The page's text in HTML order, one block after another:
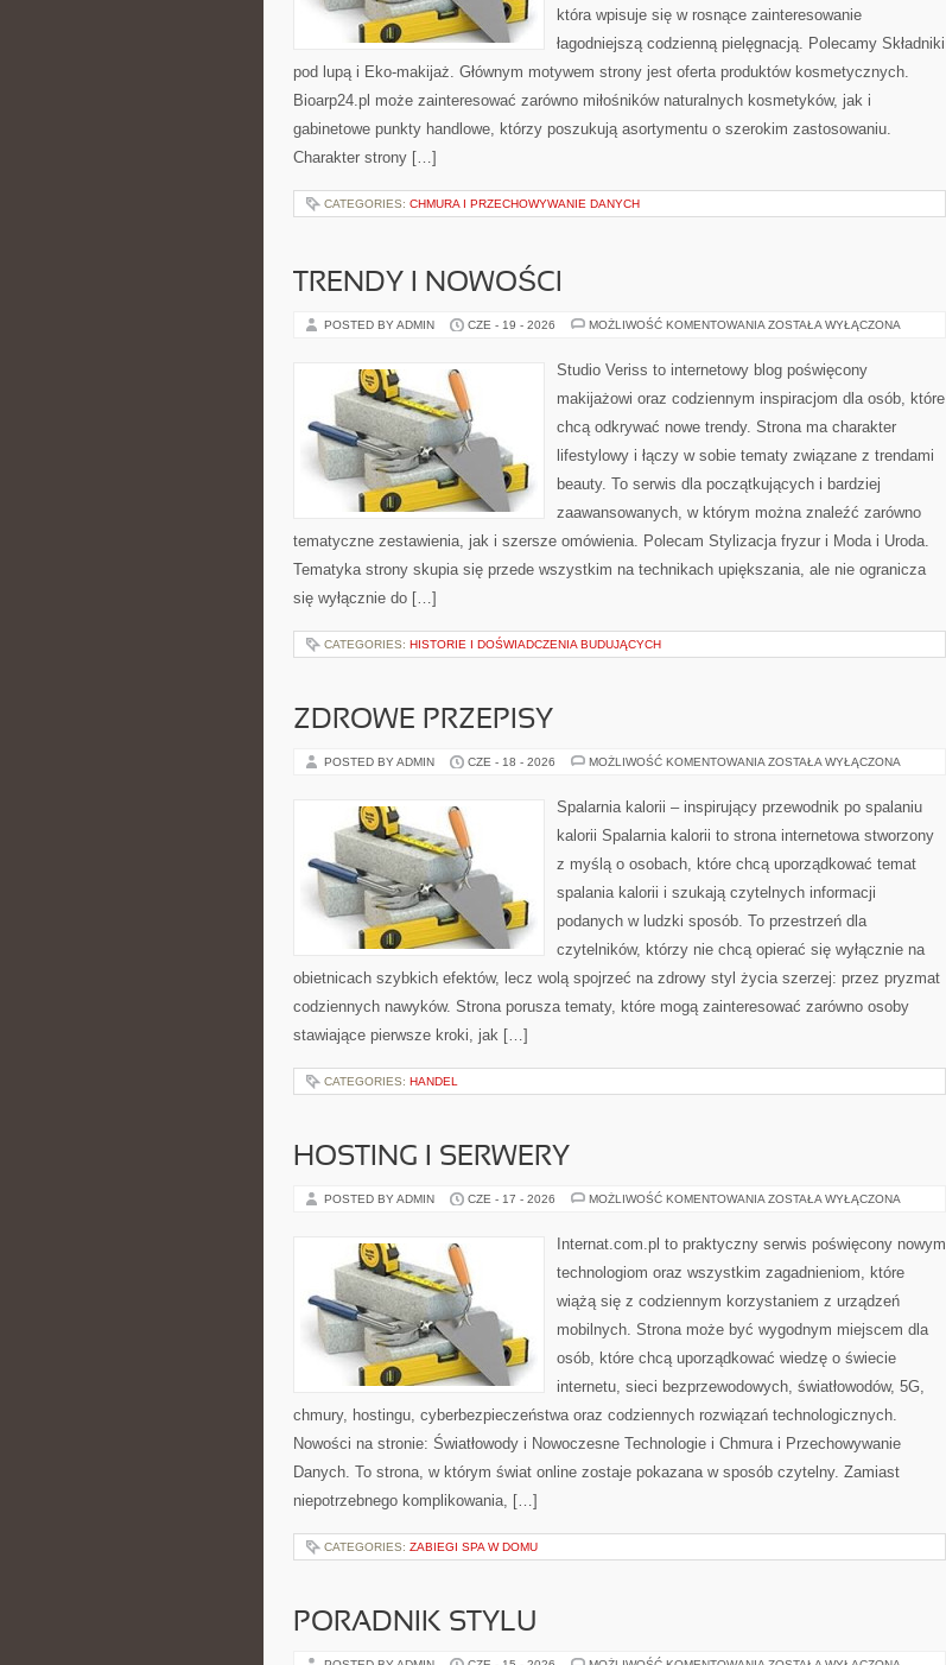
która wpisuje się w rosnące zainteresowanie
łagodniejszą codzienną pielęgnacją. Polecamy Składniki
pod lupą i Eko-makijaż. Głównym motywem strony jest oferta produktów kosmetycznych.
Bioarp24.pl może zainteresować zarówno miłośników naturalnych kosmetyków, jak i
gabinetowe punkty handlowe, którzy poszukują asortymentu o szerokim zastosowaniu.
Charakter strony […]
CATEGORIES: CHMURA I PRZECHOWYWANIE DANYCH
TRENDY I NOWOŚCI
POSTED BY ADMIN CZE - 19 - 2026 MOŻLIWOŚĆ KOMENTOWANIA TRENDY
ZOSTAŁA WYŁĄCZONA
Studio Veriss to internetowy blog poświęcony
makijażowi oraz codziennym inspiracjom dla osób, które
chcą odkrywać nowe trendy. Strona ma charakter
lifestylowy i łączy w sobie tematy związane z trendami
beauty. To serwis dla początkujących i bardziej
zaawansowanych, w którym można znaleźć zarówno
tematyczne zestawienia, jak i szersze omówienia. Polecam Stylizacja fryzur i Moda i Uroda.
Tematyka strony skupia się przede wszystkim na technikach upiększania, ale nie ogranicza
się wyłącznie do […]
CATEGORIES: HISTORIE I DOŚWIADCZENIA BUDUJĄCYCH
ZDROWE PRZEPISY
POSTED BY ADMIN CZE - 18 - 2026 MOŻLIWOŚĆ KOMENTOWANIA ZDROWE
ZOSTAŁA WYŁĄCZONA
Spalarnia kalorii – inspirujący przewodnik po spalaniu
kalorii Spalarnia kalorii to strona internetowa stworzony
z myślą o osobach, które chcą uporządkować temat
spalania kalorii i szukają czytelnych informacji
podanych w ludzki sposób. To przestrzeń dla
czytelników, którzy nie chcą opierać się wyłącznie na
obietnicach szybkich efektów, lecz wolą spojrzeć na zdrowy styl życia szerzej: przez pryzmat
codziennych nawyków. Strona porusza tematy, które mogą zainteresować zarówno osoby
stawiające pierwsze kroki, jak […]
CATEGORIES: HANDEL
HOSTING I SERWERY
POSTED BY ADMIN CZE - 17 - 2026 MOŻLIWOŚĆ KOMENTOWANIA HOSTING
ZOSTAŁA WYŁĄCZONA
Internat.com.pl to praktyczny serwis poświęcony nowym
technologiom oraz wszystkim zagadnieniom, które
wiążą się z codziennym korzystaniem z urządzeń
mobilnych. Strona może być wygodnym miejscem dla
osób, które chcą uporządkować wiedzę o świecie
internetu, sieci bezprzewodowych, światłowodów, 5G,
chmury, hostingu, cyberbezpieczeństwa oraz codziennych rozwiązań technologicznych.
Nowości na stronie: Światłowody i Nowoczesne Technologie i Chmura i Przechowywanie
Danych. To strona, w którym świat online zostaje pokazana w sposób czytelny. Zamiast
niepotrzebnego komplikowania, […]
CATEGORIES: ZABIEGI SPA W DOMU
PORADNIK STYLU